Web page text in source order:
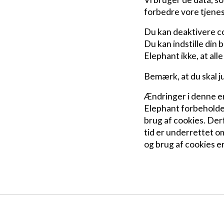
forbedre vore
Du kan deaktivere
Du kan indstille din
Elephant ikke, at
Bemærk, at du skal
Ændringer i denne
Elephant
brug af cookies.
tid er underrettet
og brug af cookies